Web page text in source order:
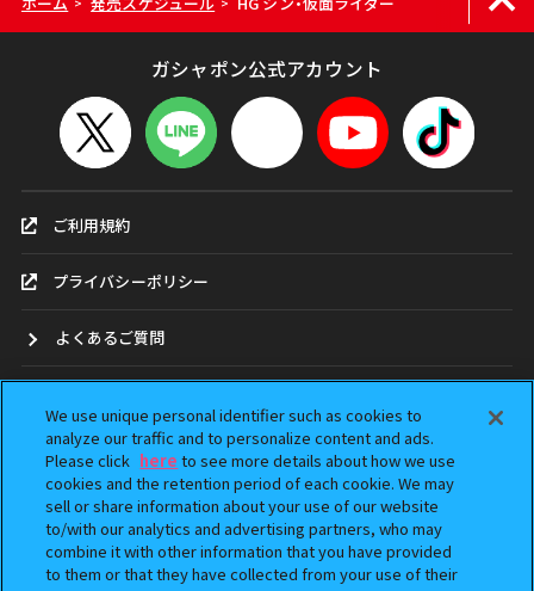
ガシャポン公式アカウント
ご利用規約
プライバシーポリシー
よくあるご質問
ガシャポンどこ？
アンケート
ウェブアクセシビリティ方針
We use unique personal identifier such as cookies to
analyze our traffic and to personalize content and ads.
Please click here to see more details about how we use
cookies and the retention period of each cookie. We may
sell or share information about your use of our website
to/with our analytics and advertising partners, who may
combine it with other information that you have provided
to them or that they have collected from your use of their